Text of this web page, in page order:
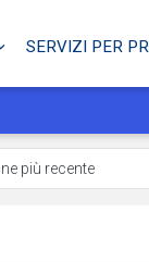
SERVIZI PER